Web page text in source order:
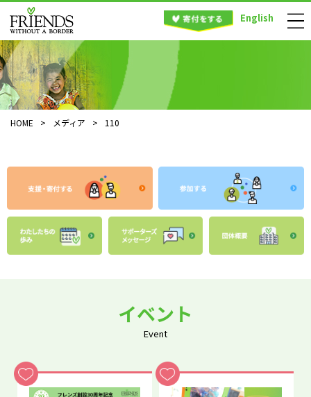
English
HOME > メディア > 110
イベント
Event